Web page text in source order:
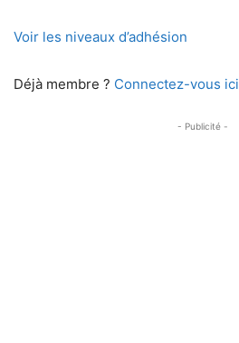
Voir les niveaux d’adhésion
Déjà membre ? Connectez-vous ici
- Publicité -